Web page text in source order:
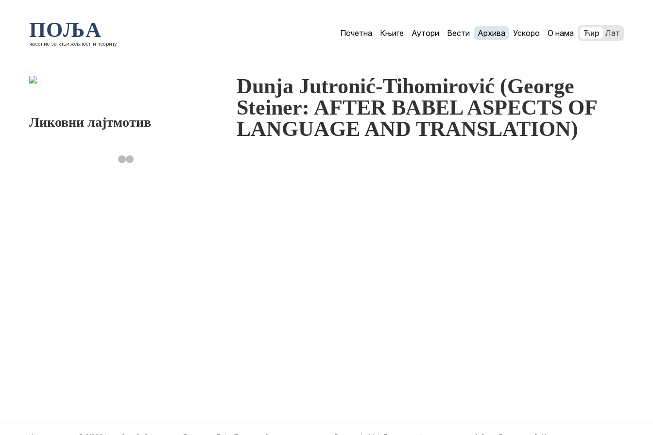
ПОЉА
часопис за књижевност и теорију
Почетна Књиге Аутори Вести Архива Ускоро О нама Ћир Лат
Ликовни лајтмотив
Dunja Jutronić-Tihomirović (George
Steiner: AFTER BABEL ASPECTS OF
LANGUAGE AND TRANSLATION)